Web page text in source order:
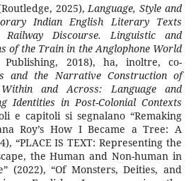
2025),Language, Style and
Indian English Literary Texts
Railway Discourse. Linguistic and
of the Train in the Anglophone World
Publishing, 2018), ha, inoltre, co-
and the Narrative Construction of
Within and Across: Language and
Identities in Post-Colonial Contexts
e capitoli si segnalano “Remaking
Roy’s How I Became a Tree: A
“PLACE IS TEXT: Representing the
the Human and Non-human in
(2022), “Of Monsters, Deities, and